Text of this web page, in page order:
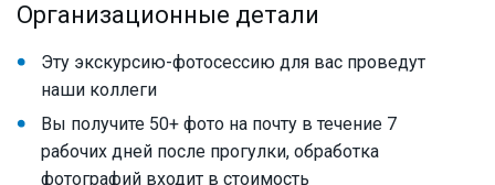
Организационные детали
Эту экскурсию-фотосессию для вас проведут
наши коллеги
Вы получите 50+ фото на почту в течение 7
рабочих дней после прогулки, обработка
фотографий входит в стоимость